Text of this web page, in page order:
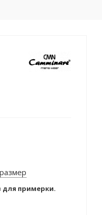
для примерки.